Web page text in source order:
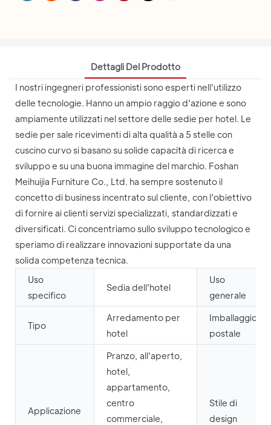
Dettagli Del Prodotto
I nostri ingegneri professionisti sono esperti nell'utilizzo
delle tecnologie. Hanno un ampio raggio d'azione e sono
ampiamente utilizzati nel settore delle sedie per hotel. Le
sedie per sale ricevimenti di alta qualità a 5 stelle con
cuscino curvo si basano su solide capacità di ricerca e
sviluppo e su una buona immagine del marchio. Foshan
Meihuijia Furniture Co., Ltd. ha sempre sostenuto il
concetto di business incentrato sul cliente, con l'obiettivo
di fornire ai clienti servizi specializzati, standardizzati e
diversificati. Ci concentriamo sullo sviluppo tecnologico e
speriamo di realizzare innovazioni supportate da una
solida competenza tecnica.
Uso
specifico
Sedia dell'hotel
Uso
generale
Tipo
Arredamento per
hotel
Imballaggio
postale
Applicazione
Pranzo, all'aperto,
hotel,
appartamento,
centro
commerciale,
Stile di
design